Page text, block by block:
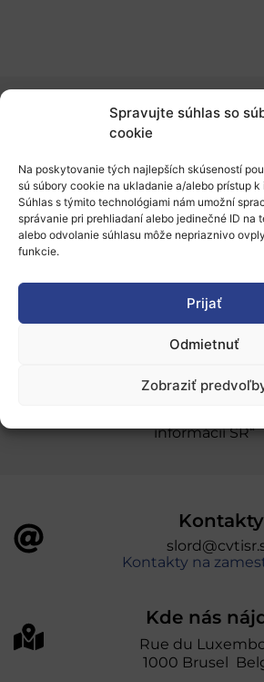
Spravujte súhlas so
cookie
Na poskytovanie tých najlepších skúseností
sú súbory cookie na ukladanie a/alebo prístup
Súhlas s týmito technológiami nám umožní
správanie pri prehliadaní alebo jedinečné ID na
alebo odvolanie súhlasu môže nepriaznivo
funkcie.
Prijať
Odmietnuť
Zobraziť
Naše služby
Financovanie a
Stáže a pobyty
Ochrana osobných
úniou v rámci Programu
informácií SR“
Kontakty
Kontakty na
Kde nás
Rue du
1000 Brusel